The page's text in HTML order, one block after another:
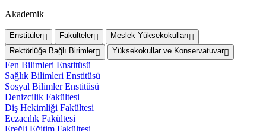
Akademik
Enstitüler Fakülteler
Meslek Yüksekokulları
Rektörlüğe Bağlı Birimler
Yüksekokullar ve Konservatuvar
Fen Bilimleri Enstitüsü
Sağlık Bilimleri Enstitüsü
Sosyal Bilimler Enstitüsü
Denizcilik Fakültesi
Diş Hekimliği Fakültesi
Eczacılık Fakültesi